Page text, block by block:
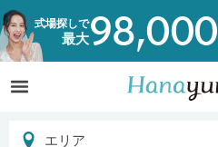
式場探しで
最大98,000
エリア